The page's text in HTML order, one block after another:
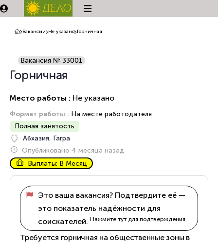
Вакансии Не указано Горничная
Горничная
Место работы : Не указано
Формат работы : На месте работодателя
Полная занятость
Абхазия, Гагра
Опубликовано 4 месяца назад
Выплаты: В Месяц
Вакансия № 33001
Это ваша вакансия? Подтвердите её —
это показатель надёжности для
соискателей. Нажмите тут для подтверждения
Требуется горничная на общественные зоны в